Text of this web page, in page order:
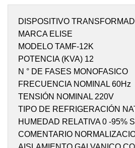
DISPOSITIVO
MARCA ELISE
MODELO TAMF-12K
POTENCIA (KVA) 12
N ° DE FASES MONOFASICO
FRECUENCIA NOMINAL 60Hz
TENSIÓN NOMINAL 220V
TIPO DE REFRIGERACIÓN
HUMEDAD RELATIVA 0 -95%
COMENTARIO